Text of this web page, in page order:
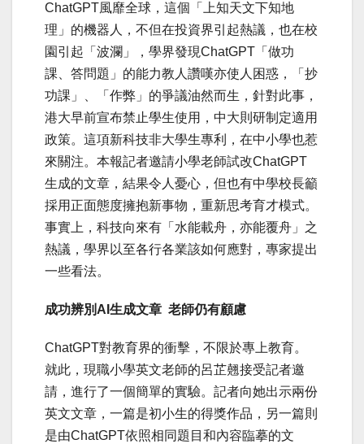
ChatGPT風靡全球，這個「上知天文下知地
理」的機器人，不但在投資界引起熱議，也在校
園引起「波瀾」，學界發現ChatGPT「做功
課、答問題」的能力教人讚嘆亦使人困惑，「抄
功課」、「作弊」的爭議油然而生，針對此事，
港大早前宣布禁止學生使用，中大則研制定適用
政策。這項新科技非大學生專利，在中小學也惹
來關注。本報記者邀請小學老師試改ChatGPT
生成的文章，結果令人憂心，但也有中學校長籲
採用正面態度擁抱新事物，重新思考育才模式。
事實上，科技向來有「水能載舟，亦能覆舟」之
熱議，學界以至各行各業該如何應對，專家提出
一些看法。
成功辨別AI生成文章 老師仍有顧慮
ChatGPT對教育界的衝擊，不限於專上教育。
就此，現職小學英文老師的呂芷翹接受記者邀
請，進行了一個簡單的實驗。記者向她出示兩份
英文文章，一篇是初小生的得獎作品，另一篇則
是由ChatGPT依照相同題目和內容臨摹的文